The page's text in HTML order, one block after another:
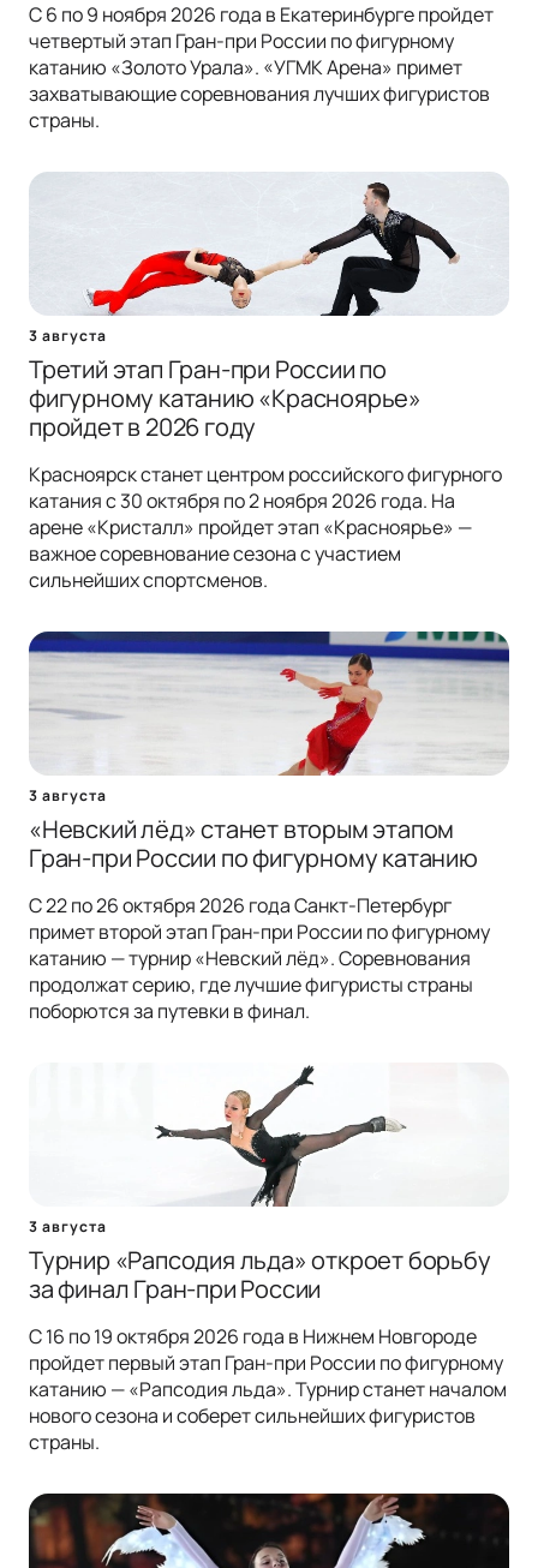
С 6 по 9 ноября 2026 года в Екатеринбурге пройдет
четвертый этап Гран-при России по фигурному
катанию «Золото Урала». «УГМК Арена» примет
захватывающие соревнования лучших фигуристов
страны.
3 августа
Третий этап Гран-при России по
фигурному катанию «Красноярье»
пройдет в 2026 году
Красноярск станет центром российского фигурного
катания с 30 октября по 2 ноября 2026 года. На
арене «Кристалл» пройдет этап «Красноярье» —
важное соревнование сезона с участием
сильнейших спортсменов.
3 августа
«Невский лёд» станет вторым этапом
Гран-при России по фигурному катанию
С 22 по 26 октября 2026 года Санкт-Петербург
примет второй этап Гран-при России по фигурному
катанию — турнир «Невский лёд». Соревнования
продолжат серию, где лучшие фигуристы страны
поборются за путевки в финал.
3 августа
Турнир «Рапсодия льда» откроет борьбу
за финал Гран-при России
С 16 по 19 октября 2026 года в Нижнем Новгороде
пройдет первый этап Гран-при России по фигурному
катанию — «Рапсодия льда». Турнир станет началом
нового сезона и соберет сильнейших фигуристов
страны.